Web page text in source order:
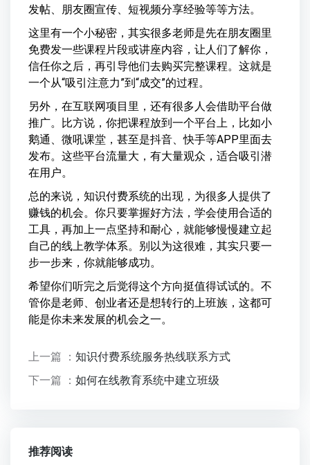
发帖、朋友圈宣传、短视频分享经验等等方法。
这里有一个小秘密，其实很多老师是先在朋友圈里
免费发一些课程片段或讲座内容，让人们了解你，
信任你之后，再引导他们去购买完整课程。这就是
一个从“吸引注意力”到“成交”的过程。
另外，在互联网项目里，还有很多人会借助平台做
推广。比方说，你把课程放到一个平台上，比如小
鹅通、微吼课堂，甚至是抖音、快手等APP里面去
发布。这些平台流量大，有大量观众，适合吸引潜
在用户。
总的来说，知识付费系统的出现，为很多人提供了
赚钱的机会。你只要掌握好方法，学会使用合适的
工具，再加上一点坚持和耐心，就能够慢慢建立起
自己的线上教学体系。别以为这很难，其实只要一
步一步来，你就能够成功。
希望你们听完之后觉得这个方向挺值得试试的。不
管你是老师、创业者还是想转行的上班族，这都可
能是你未来发展的机会之一。
上一篇 ： 知识付费系统服务热线联系方式
下一篇 ： 如何在线教育系统中建立班级
推荐阅读